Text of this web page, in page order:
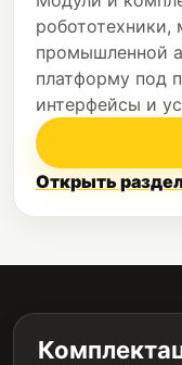
робототехники,
промышленной
платформу под
интерфейсы и
Открыть